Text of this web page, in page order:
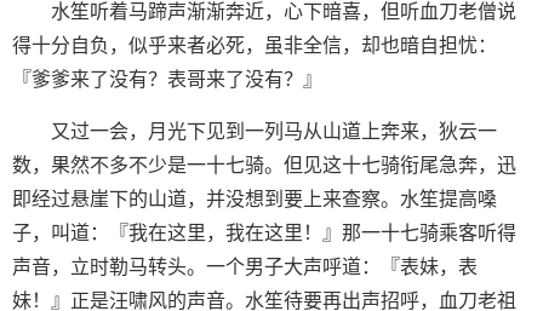
水笙听着马蹄声渐渐奔近，心下暗喜，但听血刀老僧说
得十分自负，似乎来者必死，虽非全信，却也暗自担忧：
『爹爹来了没有？表哥来了没有？』
又过一会，月光下见到一列马从山道上奔来，狄云一
数，果然不多不少是一十七骑。但见这十七骑衔尾急奔，迅
即经过悬崖下的山道，并没想到要上来查察。水笙提高嗓
子，叫道：『我在这里，我在这里！』那一十七骑乘客听得
声音，立时勒马转头。一个男子大声呼道：『表妹，表
妹！』正是汪啸风的声音。水笙待要再出声招呼，血刀老祖